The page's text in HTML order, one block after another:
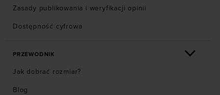
Zasady publikowania i weryfikacji opinii
Dostępność cyfrowa
PRZEWODNIK
Jak dobrać rozmiar?
Blog